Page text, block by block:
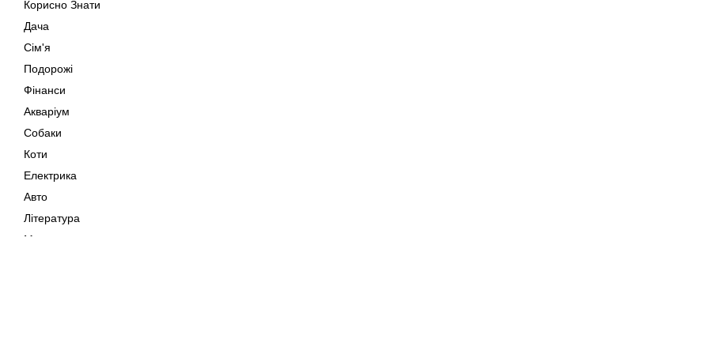
Корисно Знати
Дача
Сім'я
Подорожі
Фінанси
Акваріум
Собаки
Коти
Електрика
Авто
Література
Музика